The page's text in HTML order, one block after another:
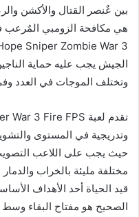
بين عٌنصر القتال والأكشن
هي مكافحة الزومبي المٌرعب
الجيش يجب عليه حماية
وتختلف الموجات في العدد
وتدريجية في المستوى
حيث يجب على اللاعب
مختلفة مليئة بالخراب
قيد الحياة أحد الأهداف
الصحيح هو مفتاح البقاء